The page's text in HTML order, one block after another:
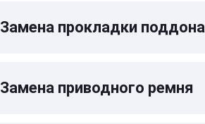
Замена прокладки поддона
Замена приводного ремня